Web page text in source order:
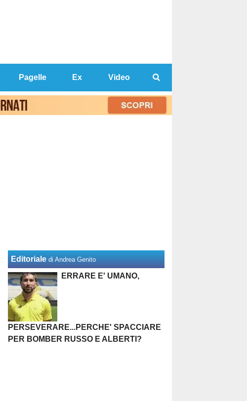
Pagelle Ex Video
Editoriale di Andrea Genito
ERRARE E' UMANO,
PERSEVERARE...PERCHE' SPACCIARE
PER BOMBER RUSSO E ALBERTI?